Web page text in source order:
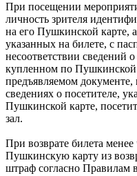
При посещении
личность зрителя
на его Пушкинской карте,
указанных на билете, с
несоответствии сведений
купленном по Пушкинской
предъявляемом
сведениях о посетителе,
Пушкинской карте,
зал.
При возврате билета
Пушкинскую карту из
штраф согласно Правилам